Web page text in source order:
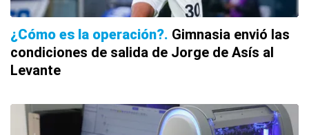
¿Cómo es la operación? Gimnasia envió las
condiciones de salida de Jorge de Asís al
Levante